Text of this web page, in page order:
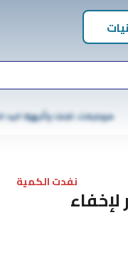
موبايلات، تابلت وأجهزة اليد
نفدت الكمية